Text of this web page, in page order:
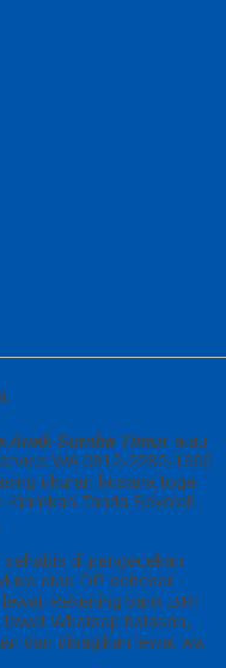
Anak Sumba Timur atau
WA 0812-2282-1060
ukuran busana toga
Tanda Sekolah
di pengecekan
atau DP sebesar
Rekening bank BRI
Whatsap balasan,
dan dibagikan lewat wa